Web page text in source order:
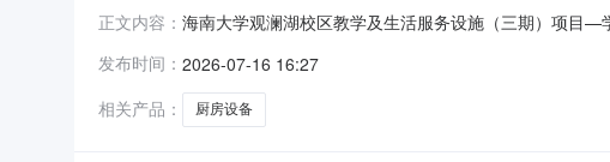
正文内容： 海南大学观澜湖校区教学及生活服务设施（三期）项目
目编号：hizw20260623001），于2026年07月14日08时
在评标阶段，
发布时间： 2026-07-16 16:27
相关产品：
厨房设备